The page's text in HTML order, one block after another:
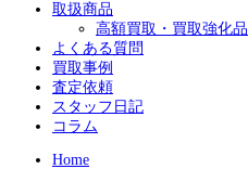
取扱商品
高額買取・買取強化品
よくある質問
買取事例
査定依頼
スタッフ日記
コラム
Home